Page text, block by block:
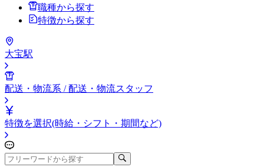
職種から探す
特徴から探す
大宝駅
配送・物流系 / 配送・物流スタッフ
特徴を選択(時給・シフト・期間など)